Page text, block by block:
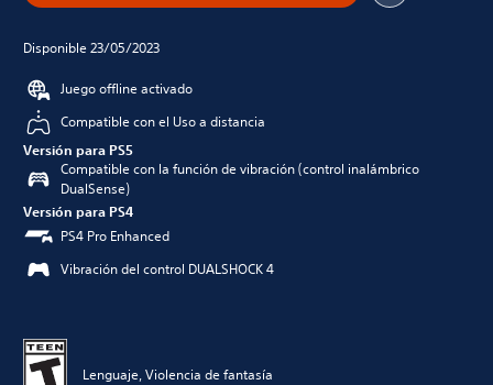
Disponible 23/05/2023
Juego offline activado
Compatible con el Uso a distancia
Versión para PS5
Compatible con la función de vibración (control inalámbrico
DualSense)
Versión para PS4
PS4 Pro Enhanced
Vibración del control DUALSHOCK 4
Lenguaje, Violencia de fantasía